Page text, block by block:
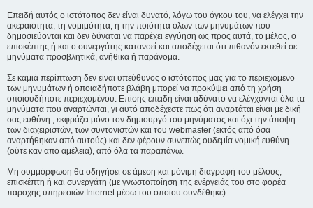
Επειδή αυτός ο ιστότοπος δεν είναι δυνατό, λόγω του όγκου του, να ελέγχει την
ακεραιότητα, τη νομιμότητα, ή την ποιότητα όλων των μηνυμάτων που
δημοσιεύονται και δεν δύναται να παρέχει εγγύηση ως προς αυτά, το μέλος, ο
επισκέπτης ή και ο συνεργάτης κατανοεί και αποδέχεται ότι πιθανόν εκτεθεί σε
μηνύματα προσβλητικά, ανήθικα ή παράνομα.
Σε καμιά περίπτωση δεν είναι υπεύθυνος ο ιστότοπος μας για το περιεχόμενο
των μηνυμάτων ή οποιαδήποτε βλάβη μπορεί να προκύψει από τη χρήση
οποιουδήποτε περιεχομένου. Επίσης επειδή είναι αδύνατο να ελέγχονται όλα τα
μηνύματα που αναρτώνται, γι αυτό αποδέχεστε πως ότι αναρτάται είναι με δική
σας ευθύνη , εκφράζει μόνο τον δημιουργό του μηνύματος και όχι την άποψη
των διαχειριστών, των συντονιστών και του webmaster (εκτός από όσα
αναρτήθηκαν από αυτούς) και δεν φέρουν συνεπώς ουδεμία νομική ευθύνη
(ούτε καν από αμέλεια), από όλα τα παραπάνω.
Μη συμμόρφωση θα οδηγήσει σε άμεση και μόνιμη διαγραφή του μέλους,
επισκέπτη ή και συνεργάτη (με γνωστοποίηση της ενέργειάς του στο φορέα
παροχής υπηρεσιών Internet μέσω του οποίου συνδέθηκε).